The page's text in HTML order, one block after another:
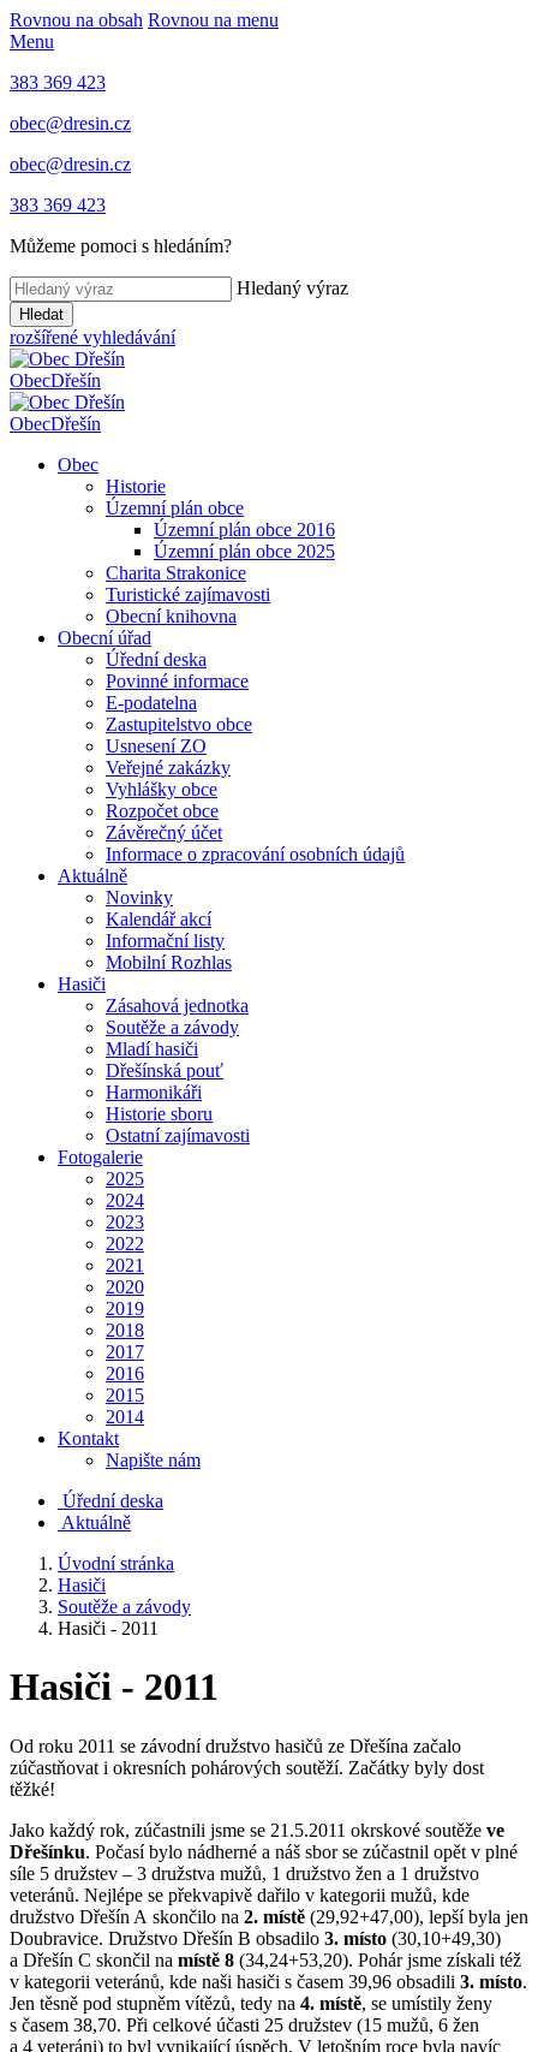
Rovnou na obsah Rovnou na menu
Menu
383 369 423
obec@dresin.cz
obec@dresin.cz
383 369 423
Můžeme pomoci s hledáním?
Hledaný výraz
Hledat
rozšířené vyhledávání
ObecDřešín
ObecDřešín
Obec
Historie
Územní plán obce
Územní plán obce 2016
Územní plán obce 2025
Charita Strakonice
Turistické zajímavosti
Obecní knihovna
Obecní úřad
Úřední deska
Povinné informace
E-podatelna
Zastupitelstvo obce
Usnesení ZO
Veřejné zakázky
Vyhlášky obce
Rozpočet obce
Závěrečný účet
Informace o zpracování osobních údajů
Aktuálně
Novinky
Kalendář akcí
Informační listy
Mobilní Rozhlas
Hasiči
Zásahová jednotka
Soutěže a závody
Mladí hasiči
Dřešínská pouť
Harmonikáři
Historie sboru
Ostatní zajímavosti
Fotogalerie
2025
2024
2023
2022
2021
2020
2019
2018
2017
2016
2015
2014
Kontakt
Napište nám
Úřední deska
Aktuálně
Úvodní stránka
Hasiči
Soutěže a závody
Hasiči - 2011
Hasiči - 2011
Od roku 2011 se závodní družstvo hasičů ze Dřešína začalo
zúčastňovat i okresních pohárových soutěží. Začátky byly dost
těžké!
Jako každý rok, zúčastnili jsme se 21.5.2011 okrskové soutěže ve
Dřešínku. Počasí bylo nádherné a náš sbor se zúčastnil opět v plné
síle 5 družstev – 3 družstva mužů, 1 družstvo žen a 1 družstvo
veteránů. Nejlépe se překvapivě dařilo v kategorii mužů, kde
družstvo Dřešín A skončilo na 2. místě (29,92+47,00), lepší byla jen
Doubravice. Družstvo Dřešín B obsadilo 3. místo (30,10+49,30)
a Dřešín C skončil na místě 8 (34,24+53,20). Pohár jsme získali též
v kategorii veteránů, kde naši hasiči s časem 39,96 obsadili 3. místo.
Jen těsně pod stupněm vítězů, tedy na 4. místě, se umístily ženy
s časem 38,70. Při celkové účasti 25 družstev (15 mužů, 6 žen
a 4 veteráni) to byl vynikající úspěch. V letošním roce byla navíc